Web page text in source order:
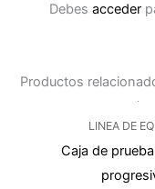
Debes acceder
Productos
LINEA DE
Caja de